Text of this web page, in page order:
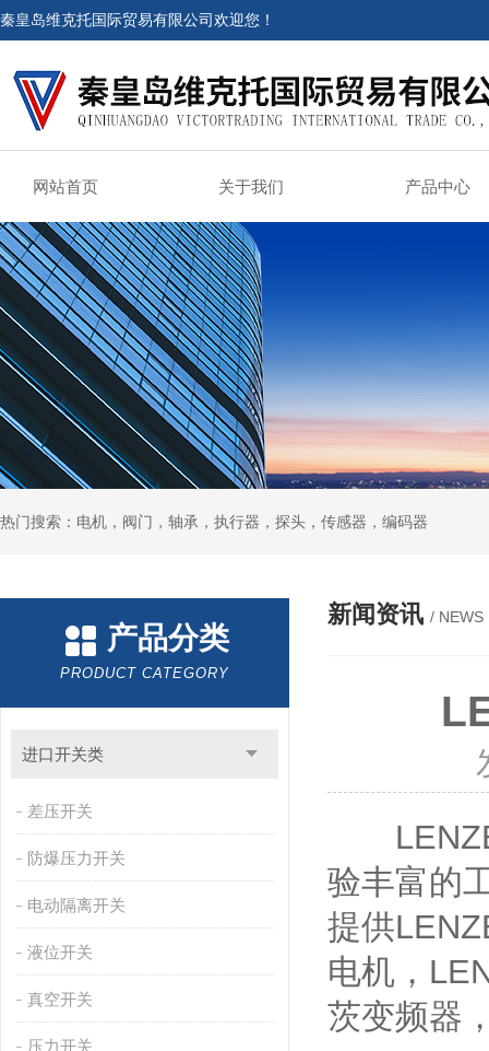
秦皇岛维克托国际贸易有限公司欢迎您！
网站首页 关于我们 产品中心
热门搜索：电机，阀门，轴承，执行器，探头，传感器，编码器
产品分类
PRODUCT CATEGORY
进口开关类
差压开关
防爆压力开关
电动隔离开关
液位开关
真空开关
压力开关
新闻资讯 / NEWS
LENZE
验丰富的
提供
电机，
茨变频器